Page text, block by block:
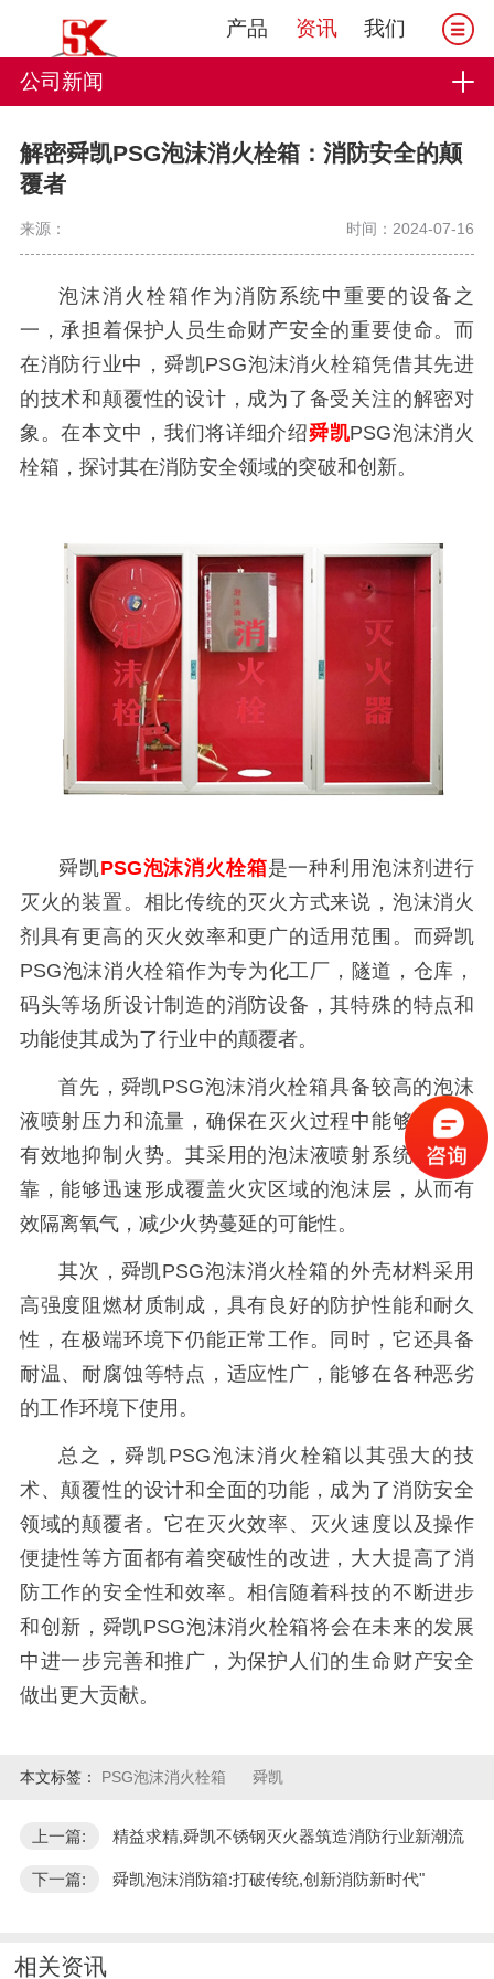
产品 资讯 我们
公司新闻
解密舜凯PSG泡沫消火栓箱：消防安全的颠
覆者
来源： 时间：2024-07-16
泡沫消火栓箱作为消防系统中重要的设备之
一，承担着保护人员生命财产安全的重要使命。而
在消防行业中，舜凯PSG泡沫消火栓箱凭借其先进
的技术和颠覆性的设计，成为了备受关注的解密对
象。在本文中，我们将详细介绍舜凯PSG泡沫消火
栓箱，探讨其在消防安全领域的突破和创新。
舜凯PSG泡沫消火栓箱是一种利用泡沫剂进行
灭火的装置。相比传统的灭火方式来说，泡沫消火
剂具有更高的灭火效率和更广的适用范围。而舜凯
PSG泡沫消火栓箱作为专为化工厂，隧道，仓库，
码头等场所设计制造的消防设备，其特殊的特点和
功能使其成为了行业中的颠覆者。
首先，舜凯PSG泡沫消火栓箱具备较高的泡沫
液喷射压力和流量，确保在灭火过程中能够快速、
有效地抑制火势。其采用的泡沫液喷射系统稳定可
靠，能够迅速形成覆盖火灾区域的泡沫层，从而有
效隔离氧气，减少火势蔓延的可能性。
其次，舜凯PSG泡沫消火栓箱的外壳材料采用
高强度阻燃材质制成，具有良好的防护性能和耐久
性，在极端环境下仍能正常工作。同时，它还具备
耐温、耐腐蚀等特点，适应性广，能够在各种恶劣
的工作环境下使用。
总之，舜凯PSG泡沫消火栓箱以其强大的技
术、颠覆性的设计和全面的功能，成为了消防安全
领域的颠覆者。它在灭火效率、灭火速度以及操作
便捷性等方面都有着突破性的改进，大大提高了消
防工作的安全性和效率。相信随着科技的不断进步
和创新，舜凯PSG泡沫消火栓箱将会在未来的发展
中进一步完善和推广，为保护人们的生命财产安全
做出更大贡献。
本文标签： PSG泡沫消火栓箱 舜凯
上一篇: 精益求精,舜凯不锈钢灭火器筑造消防行业新潮流
下一篇: 舜凯泡沫消防箱:打破传统,创新消防新时代"
相关资讯